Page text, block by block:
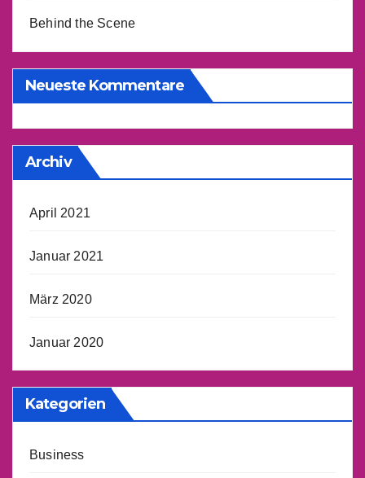
Behind the Scene
Neueste Kommentare
Archiv
April 2021
Januar 2021
März 2020
Januar 2020
Kategorien
Business